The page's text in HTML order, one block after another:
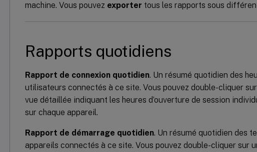
machine. Vous pouvez exporter tous les rapports sous
Rapports quotidiens
Rapport de connexion quotidien. Un résumé quotidien des
utilisateurs connectés à ce site. Vous pouvez double-cliquer
vue détaillée indiquant les heures d’ouverture de session
sur chaque appareil.
Rapport de démarrage quotidien. Un résumé quotidien des
appareils connectés à ce site. Vous pouvez double-cliquer sur